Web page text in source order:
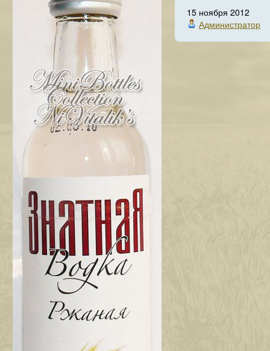
15 ноября 2012
Администратор